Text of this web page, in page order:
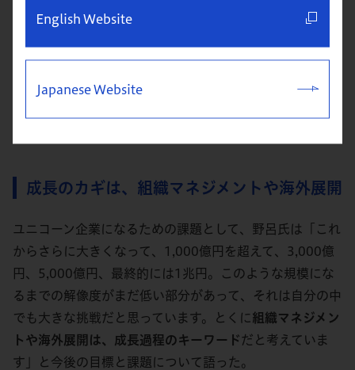
English Website
Japanese Website
ちのどんなペインを（技術が）解決するのか
ということに
いるのではなく、そこをつなぐメンターのような人を増や
すべきだと感じています。 また、今後は経営人材もさら
成長のカギは、組織マネジメントや海外展開
ユニコーン企業になるための課題として、野呂氏は「これ
からさらに大きくなって、1,000億円を超えて、3,000億
円、5,000億円、最終的には1兆円。このような規模にな
るまでの解像度がまだ低い部分があって、それは自分の中
でも大きな挑戦だと思っています。とくに 組織マネジメン
トや海外展開は、成長過程のキーワードだと考えていま
す」と今後の目標と課題について語った。